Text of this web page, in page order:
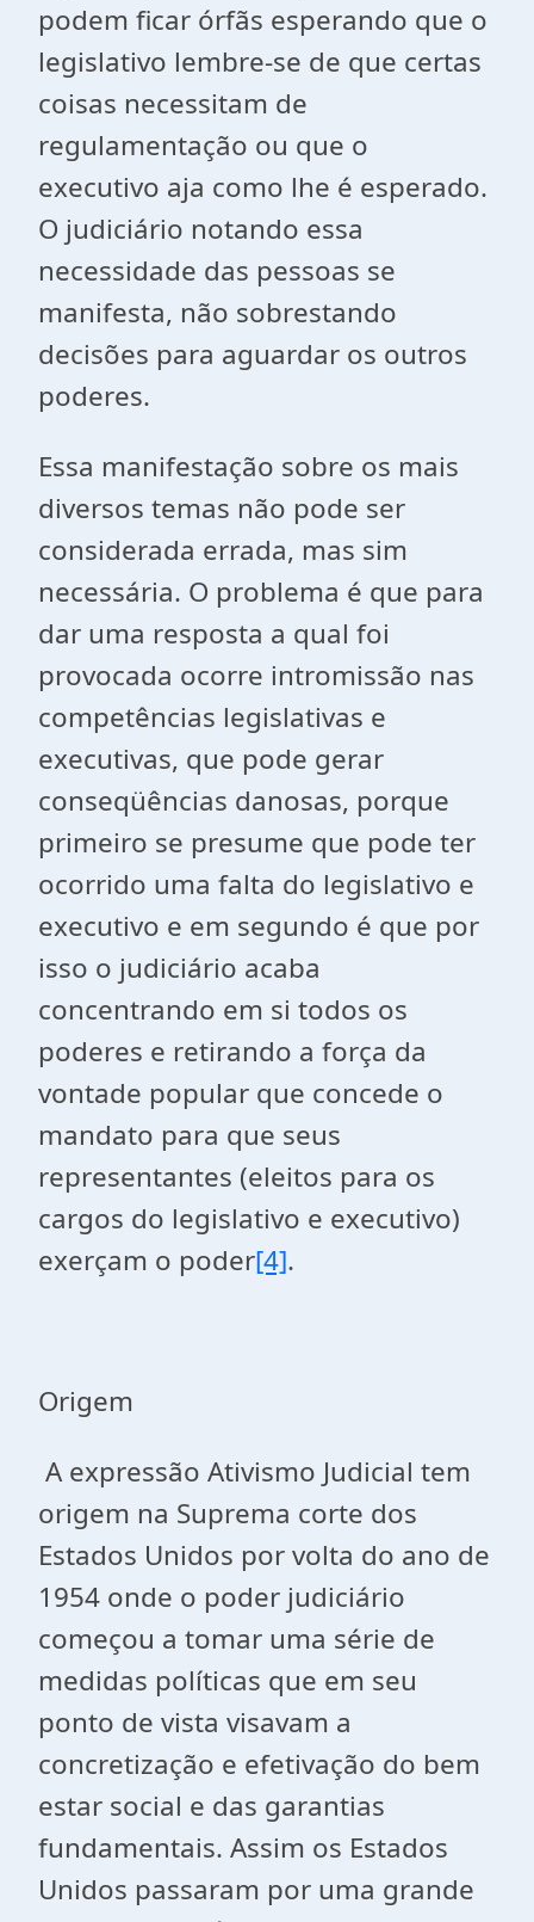
podem ficar órfãs esperando que o
legislativo lembre-se de que certas
coisas necessitam de
regulamentação ou que o
executivo aja como lhe é esperado.
O judiciário notando essa
necessidade das pessoas se
manifesta, não sobrestando
decisões para aguardar os outros
poderes.
Essa manifestação sobre os mais
diversos temas não pode ser
considerada errada, mas sim
necessária. O problema é que para
dar uma resposta a qual foi
provocada ocorre intromissão nas
competências legislativas e
executivas, que pode gerar
conseqüências danosas, porque
primeiro se presume que pode ter
ocorrido uma falta do legislativo e
executivo e em segundo é que por
isso o judiciário acaba
concentrando em si todos os
poderes e retirando a força da
vontade popular que concede o
mandato para que seus
representantes (eleitos para os
cargos do legislativo e executivo)
exerçam o poder[4].
Origem
A expressão Ativismo Judicial tem
origem na Suprema corte dos
Estados Unidos por volta do ano de
1954 onde o poder judiciário
começou a tomar uma série de
medidas políticas que em seu
ponto de vista visavam a
concretização e efetivação do bem
estar social e das garantias
fundamentais. Assim os Estados
Unidos passaram por uma grande